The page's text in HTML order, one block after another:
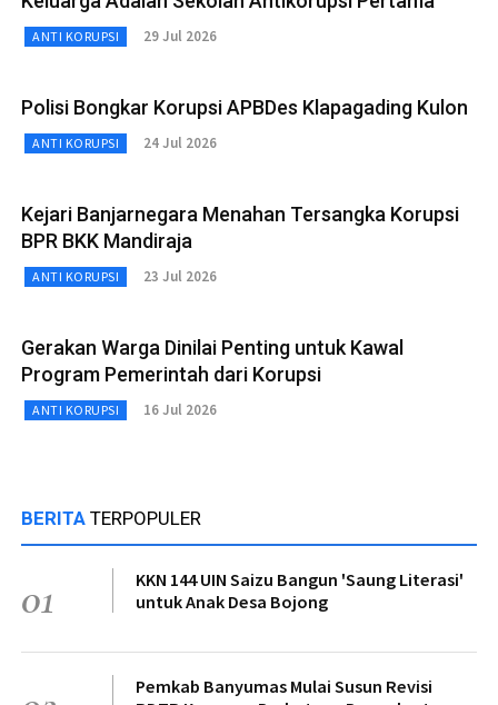
ANTI KORUPSI 29 Jul 2026
Polisi Bongkar Korupsi APBDes Klapagading Kulon
ANTI KORUPSI 24 Jul 2026
Kejari Banjarnegara Menahan Tersangka Korupsi
BPR BKK Mandiraja
ANTI KORUPSI 23 Jul 2026
Gerakan Warga Dinilai Penting untuk Kawal
Program Pemerintah dari Korupsi
ANTI KORUPSI 16 Jul 2026
BERITA TERPOPULER
01
KKN 144 UIN Saizu Bangun 'Saung Literasi'
untuk Anak Desa Bojong
Pemkab Banyumas Mulai Susun Revisi